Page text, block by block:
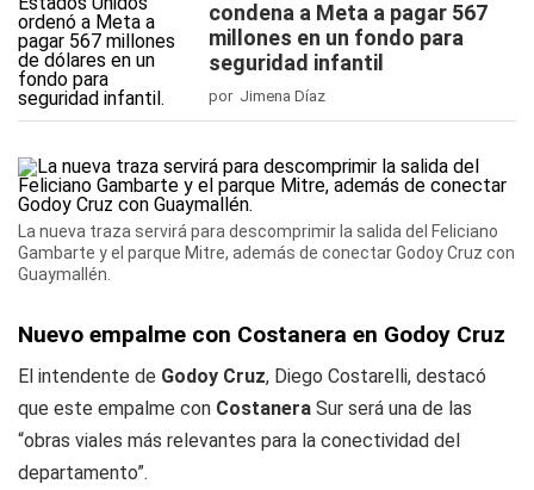
condena a Meta a pagar 567
millones en un fondo para
seguridad infantil
por Jimena Díaz
La nueva traza servirá para descomprimir la salida del Feliciano
Gambarte y el parque Mitre, además de conectar Godoy Cruz con
Guaymallén.
Nuevo empalme con Costanera en Godoy Cruz
El intendente de Godoy Cruz, Diego Costarelli, destacó
que este empalme con Costanera Sur será una de las
“obras viales más relevantes para la conectividad del
departamento”.